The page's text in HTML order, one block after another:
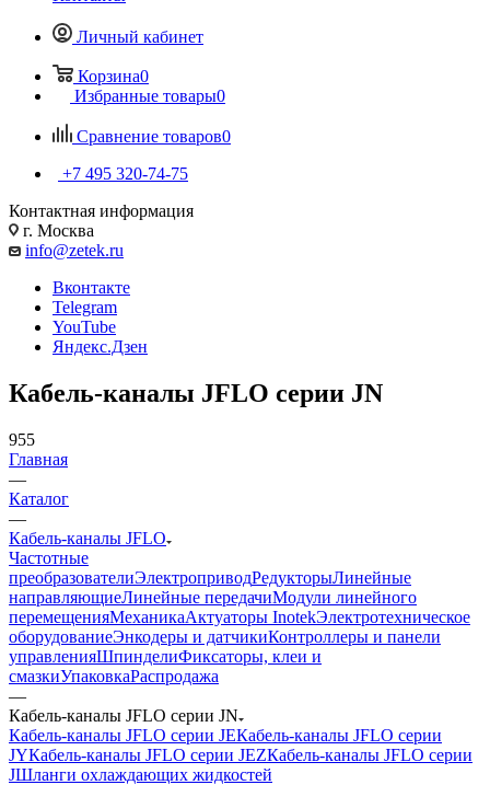
Личный кабинет
Корзина0
Избранные товары0
Сравнение товаров0
+7 495 320-74-75
Контактная информация
г. Москва
info@zetek.ru
Вконтакте
Telegram
YouTube
Яндекс.Дзен
Кабель-каналы JFLO серии JN
955
Главная
—
Каталог
—
Кабель-каналы JFLO
Частотные
преобразователиЭлектроприводРедукторыЛинейные
направляющиеЛинейные передачиМодули линейного
перемещенияМеханикаАктуаторы InotekЭлектротехническое
оборудованиеЭнкодеры и датчикиКонтроллеры и панели
управленияШпинделиФиксаторы, клеи и
смазкиУпаковкаРаспродажа
—
Кабель-каналы JFLO серии JN
Кабель-каналы JFLO серии JEКабель-каналы JFLO серии
JYКабель-каналы JFLO серии JEZКабель-каналы JFLO серии
JШланги охлаждающих жидкостей